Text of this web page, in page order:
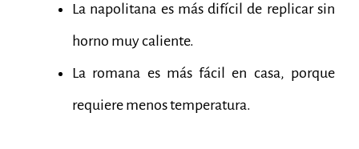
La napolitana es más difícil de replicar sin
horno muy caliente.
La romana es más fácil en casa, porque
requiere menos temperatura.